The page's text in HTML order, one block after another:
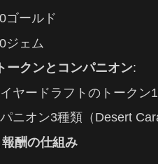
ゴールド
ジェム
ークンとコンパニオン:
ヤードラフトのトークン
ニオン3種類（Desert
酬の仕組み